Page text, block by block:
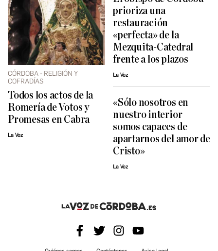
CÓRDOBA - RELIGIÓN Y
COFRADÍAS
Todos los actos de la
Romería de Votos y
Promesas en Cabra
La Voz
prioriza una
restauración
«perfecta» de la
Mezquita-Catedral
frente a los plazos
La Voz
«Sólo nosotros en
nuestro interior
somos capaces de
apartarnos del amor de
Cristo»
La Voz